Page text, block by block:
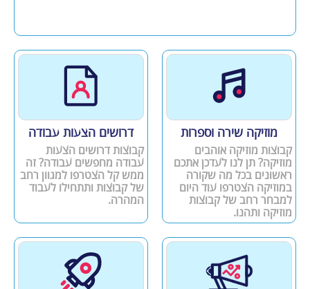
מוזיקה שירה וספרות
קבוצות מוזיקה אוהבים
מוזיקה? תן לנו לעדכן אתכם
ראשונים בכל מה שקורה
במוזיקה הצטרפו עוד היום
למבחר רחב של קבוצות
מוזיקה ותהנו.
דרושים הצעות עבודה
קבוצות דרושים הצעות
עבודה מחפשים עבודה? זה
ממש קל הצטרפו למגוון רחב
של קבוצות ותתחילו לעבוד
המהרה.